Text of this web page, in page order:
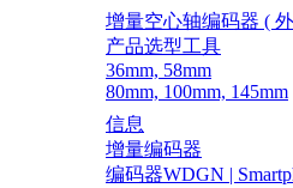
增量空心轴编码器 (
产品选型工具
36mm, 58mm
80mm, 100mm, 145mm
信息
增量编码器
编码器WDGN |